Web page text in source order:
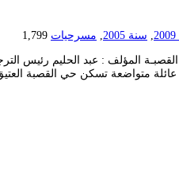
, سنة 2005 , مسرحيات 1,799
: أبنـاء القصبـة المؤلف : عبد
متواضعة تسكن حي القصبة